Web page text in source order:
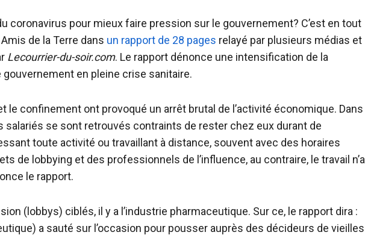
coronavirus pour mieux faire pression sur le gouvernement? C’est en tout
de la Terre dans un rapport de 28 pages relayé par plusieurs médias et
Lecourrier-du-soir.com. Le rapport dénonce une intensification de la
en pleine crise sanitaire.
le confinement ont provoqué un arrêt brutal de l’activité économique. Dans
salariés se sont retrouvés contraints de rester chez eux durant de
toute activité ou travaillant à distance, souvent avec des horaires
de lobbying et des professionnels de l’influence, au contraire, le travail n’a
le rapport.
(lobbys) ciblés, il y a l’industrie pharmaceutique. Sur ce, le rapport dira :
a sauté sur l’occasion pour pousser auprès des décideurs de vieilles